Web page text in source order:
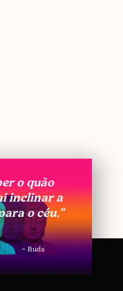
o quão
inclinar a
o céu.”
– Buda